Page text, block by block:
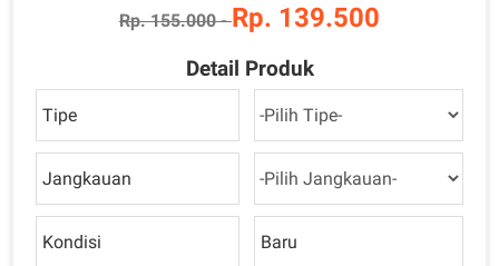
Rp. 155.000 -Rp. 139.500
Detail Produk
Tipe
Jangkauan
Kondisi Baru